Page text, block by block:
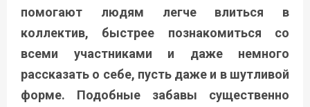
помогают людям легче влиться в
коллектив, быстрее познакомиться со
всеми участниками и даже немного
рассказать о себе, пусть даже и в шутливой
форме. Подобные забавы существенно